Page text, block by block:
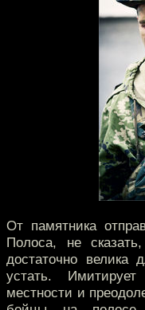
От памятника
Полоса, не
достаточно велика
устать.
местности и